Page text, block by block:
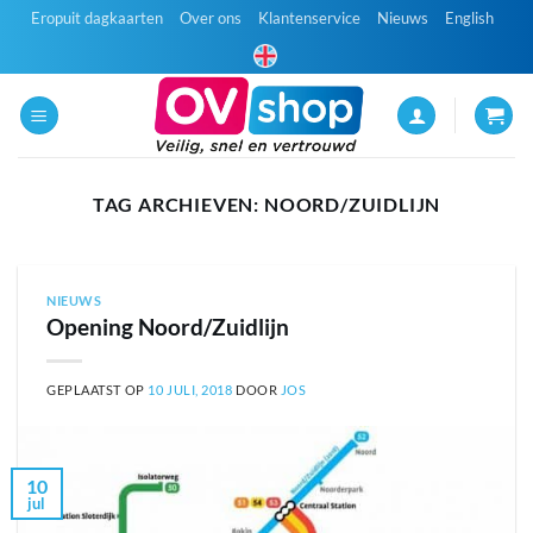
inhoud
Eropuit dagkaarten Over ons Klantenservice Nieuws English
TAG ARCHIEVEN: NOORD/ZUIDLIJN
NIEUWS
Opening Noord/Zuidlijn
GEPLAATST OP 10 JULI, 2018 DOOR JOS
10
jul